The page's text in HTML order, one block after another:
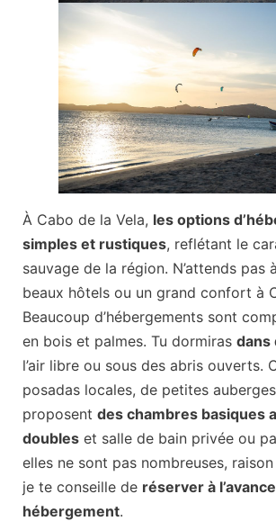
À Cabo de la Vela, les options
simples et rustiques, reflétant le
sauvage de la région. N’attends pas
beaux hôtels ou un grand confort à
Beaucoup d’hébergements sont
en bois et palmes. Tu dormiras dans
l’air libre ou sous des abris ouverts.
posadas locales, de petites
proposent des chambres basiques
doubles et salle de bain privée ou
elles ne sont pas nombreuses,
je te conseille de réserver à
hébergement.